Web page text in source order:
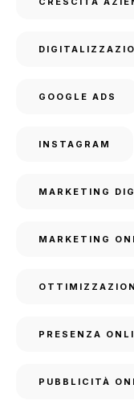
GOOGLE ADS
INSTAGRAM
MARKETING
MARKETING
PRESENZA
PUBBLICITÀ